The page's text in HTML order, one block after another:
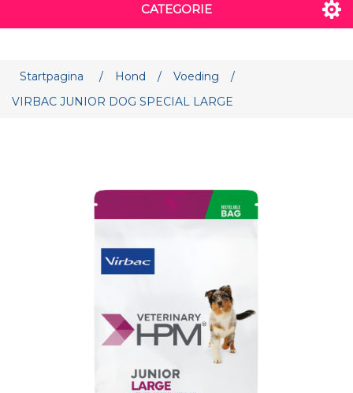
CATEGORIE
Startpagina / Hond / Voeding
/
VIRBAC JUNIOR DOG SPECIAL LARGE